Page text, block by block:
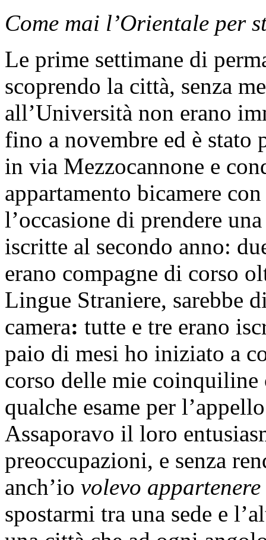
Come mai l’Orientale per
Le prime settimane di
scoprendo la città, senza
all’Università non erano
fino a novembre ed è
in via Mezzocannone e
appartamento bicamere
l’occasione di prendere
iscritte al secondo anno:
erano compagne di corso
Lingue Straniere, sarebbe
camera: tutte e tre erano
paio di mesi ho iniziato a
corso delle mie coinquiline
qualche esame per
Assaporavo il loro
preoccupazioni, e senza
anch’io volevo appartenere
spostarmi tra una sede e